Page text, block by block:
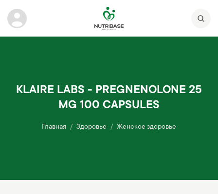
KLAIRE LABS - PREGNENOLONE 25
MG 100 CAPSULES
Главная Здоровье Женское здоровье